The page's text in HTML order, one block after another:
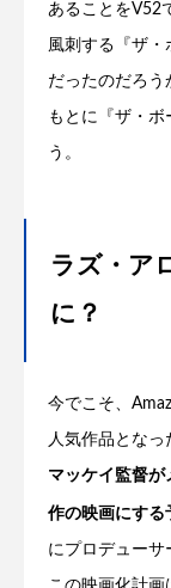
あることをV52
風刺する『ザ・
だったのだろう
もとに『ザ・ボ
う。
ラズ・ア
に？
今でこそ、
人気作品とな
マッケイ監督
作の映画にする
にプロデューサ